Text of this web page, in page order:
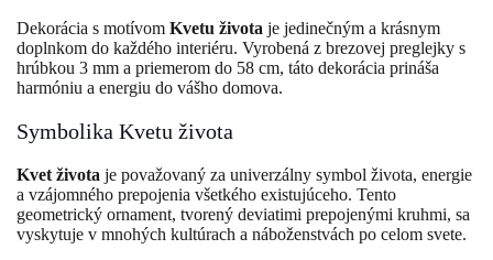
Dekorácia s motívom Kvetu života je jedinečným a krásnym
doplnkom do každého interiéru. Vyrobená z brezovej preglejky s
hrúbkou 3 mm a priemerom do 58 cm, táto dekorácia prináša
harmóniu a energiu do vášho domova.
Symbolika Kvetu života
Kvet života je považovaný za univerzálny symbol života, energie
a vzájomného prepojenia všetkého existujúceho. Tento
geometrický ornament, tvorený deviatimi prepojenými kruhmi, sa
vyskytuje v mnohých kultúrach a náboženstvách po celom svete.